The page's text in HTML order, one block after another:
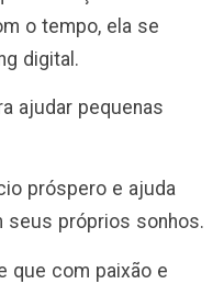
o tempo, ela se
digital.
ajudar pequenas
próspero e ajuda
seus próprios sonhos.
que com paixão e